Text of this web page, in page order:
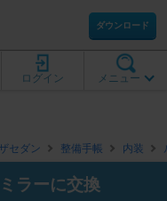
ダウンロード
メニュー
ログイン
セダン 整備手帳 内装
ラーに交換